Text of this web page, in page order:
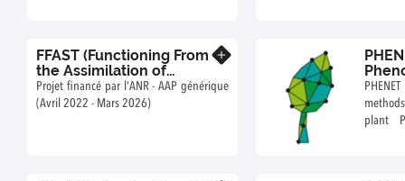
FFAST (Functioning From
the Assimilation of
Structural Traits)
Projet financé par l'ANR - AAP générique
(Avril 2022 - Mars 2026)
and
plant